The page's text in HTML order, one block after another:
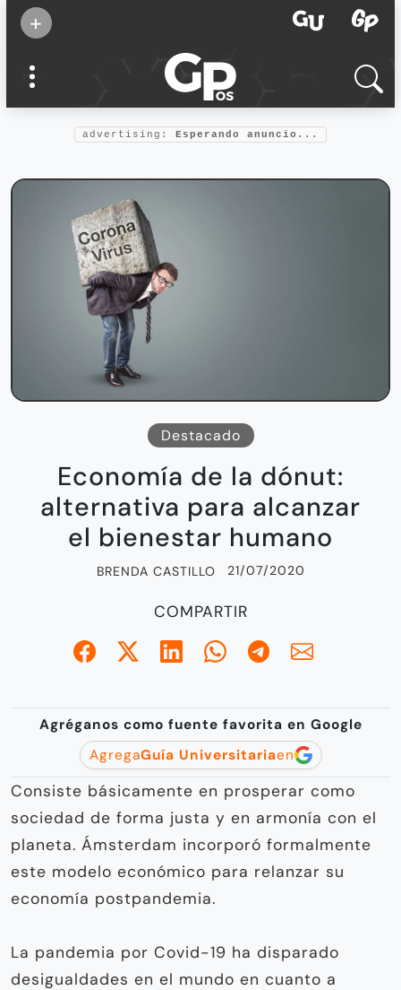
+
confianza
Foro salud
advertising: Esperando anuncio...
Destacado
Economía de la dónut:
alternativa para alcanzar
el bienestar humano
BRENDA CASTILLO 21/07/2020
COMPARTIR
Agréganos como fuente favorita en Google
AgregaGuía Universitariaen
Consiste básicamente en prosperar como
sociedad de forma justa y en armonía con el
planeta. Ámsterdam incorporó formalmente
este modelo económico para relanzar su
economía postpandemia.
La pandemia por Covid-19 ha disparado
desigualdades en el mundo en cuanto a